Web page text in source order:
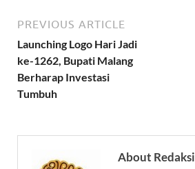
PREVIOUS ARTICLE
Launching Logo Hari Jadi
ke-1262, Bupati Malang
Berharap Investasi
Tumbuh
About Redaksi